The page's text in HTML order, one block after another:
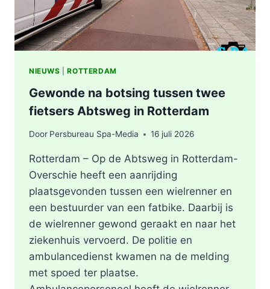
NIEUWS |ROTTERDAM
Gewonde na botsing tussen twee
fietsers Abtsweg in Rotterdam
Door Persbureau Spa-Media 16 juli 2026
Rotterdam – Op de Abtsweg in Rotterdam-
Overschie heeft een aanrijding
plaatsgevonden tussen een wielrenner en
een bestuurder van een fatbike. Daarbij is
de wielrenner gewond geraakt en naar het
ziekenhuis vervoerd. De politie en
ambulancedienst kwamen na de melding
met spoed ter plaatse.